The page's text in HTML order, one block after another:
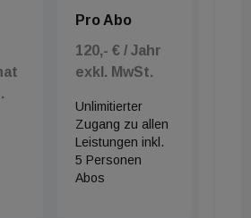
Pro Abo
120,- € / Jahr
exkl. MwSt.
Unlimitierter
Zugang zu allen
Leistungen inkl.
5 Personen
Abos